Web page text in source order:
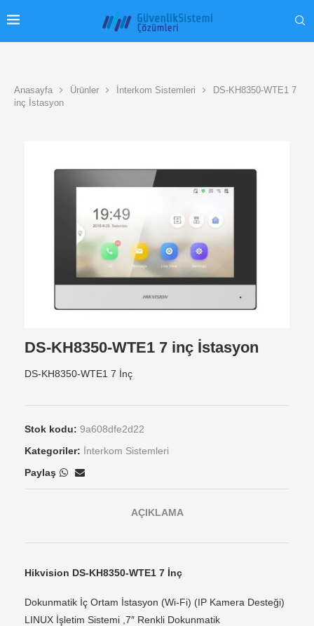
Anasayfa Ürünler İnterkom Sistemleri
DS-KH8350-WTE1 7
inç İstasyon
DS-KH8350-WTE1 7 inç İstasyon
DS-KH8350-WTE1 7 İnç
Stok kodu: 9a608dfe2d22
Kategoriler: İnterkom Sistemleri
Paylaş
AÇIKLAMA
Hikvision DS-KH8350-WTE1 7 İnç
Dokunmatik İç Ortam İstasyon (Wi-Fi) (IP Kamera Desteği)
LINUX İşletim Sistemi ,7″ Renkli Dokunmatik